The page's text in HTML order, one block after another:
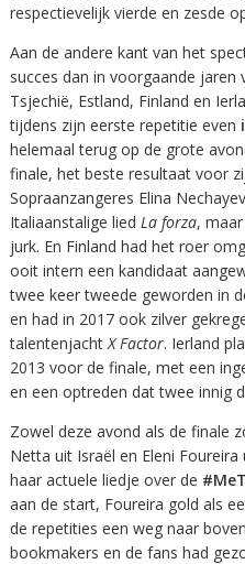
respectievelijk vierde en zesde
Aan de andere kant van het
succes dan in voorgaande jaren
Tsjechië, Estland, Finland en
tijdens zijn eerste repetitie even
helemaal terug op de grote
finale, het beste resultaat voor
Sopraanzangeres Elina
Italiaanstalige lied La forza,
jurk. En Finland had het roer
ooit intern een kandidaat
twee keer tweede geworden in
en had in 2017 ook zilver
talentenjachtX Factor. Ierland
2013 voor de finale, met een
en een optreden dat twee innig
Zowel deze avond als de finale
Netta uit Israël en Eleni
haar actuele liedje over de
aan de start, Foureira gold als
de repetities een weg naar
bookmakers en de fans had